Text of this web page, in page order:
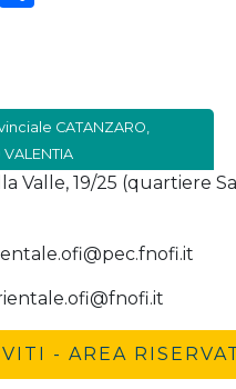
CATANZARO,
VALENTIA
Valle, 19/25 (quartiere
- AREA